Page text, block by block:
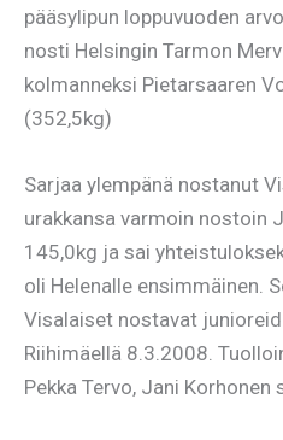
pääsylipun loppuvuoden
nosti Helsingin Tarmon
kolmanneksi Pietarsaaren
(352,5kg)
Sarjaa ylempänä nostanut
urakkansa varmoin nostoin
145,0kg ja sai
oli Helenalle ensimmäinen.
Visalaiset nostavat
Riihimäellä 8.3.2008.
Pekka Tervo, Jani Korhonen